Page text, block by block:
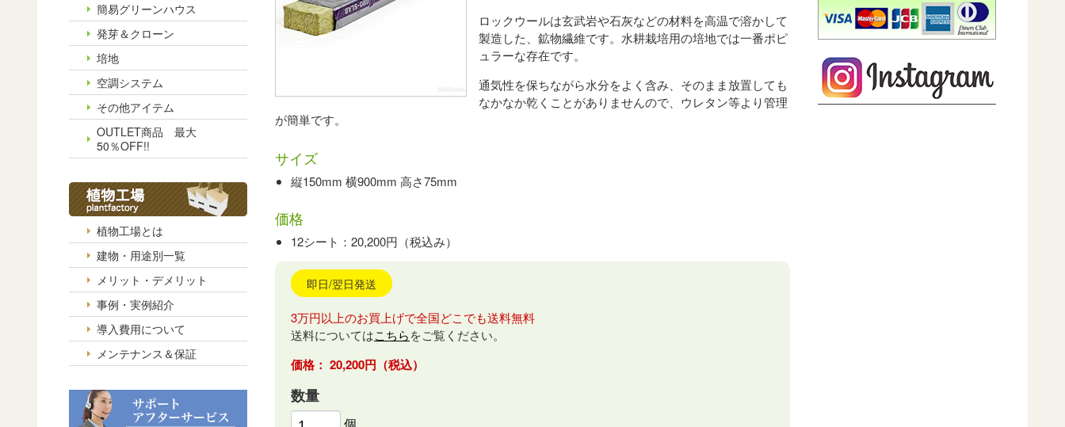
簡易グリーンハウス
発芽＆クローン
培地
空調システム
その他アイテム
OUTLET商品 最大
50％OFF!!
植物工場とは
建物・用途別一覧
メリット・デメリット
事例・実例紹介
導入費用について
メンテナンス＆保証
ロックウールは玄武岩や石灰などの材料を高温で溶かして
製造した、鉱物繊維です。水耕栽培用の培地では一番ポピ
ュラーな存在です。
通気性を保ちながら水分をよく含み、そのまま放置しても
なかなか乾くことがありませんので、ウレタン等より管理
が簡単です。
サイズ
縦150mm 横900mm 高さ75mm
価格
12シート：20,200円（税込み）
即日/翌日発送
3万円以上のお買上げで全国どこでも送料無料
送料についてはこちらをご覧ください。
20,200円（税込）
数量